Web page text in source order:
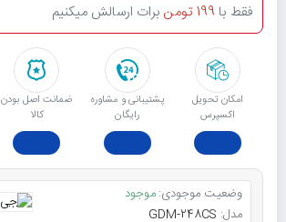
امکان تحویل
اکسپرس
پشتیبانی و مشاوره
رایگان
ﺿﻤﺎﻧﺖ اﺻﻞ ﺑﻮدن
ﮐﺎﻟﺎ
فقط با 199 تومن برات ارسالش میکنیم
وضعیت موجودی:موجود
مدل: GDM-248CS